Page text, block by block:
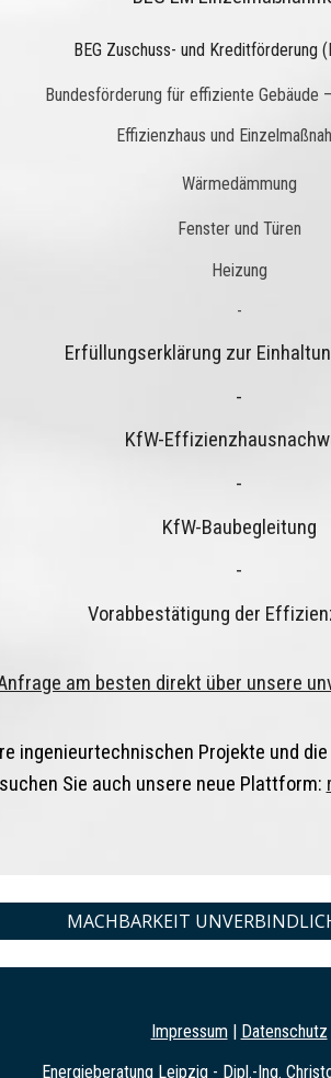
BEG Zuschuss- und Kreditförderung
Bundesförderung für effiziente Gebäude
Effizienzhaus und
Wärmedämmung
Fenster und Türen
Heizung
-
Erfüllungserklärung zur
-
KfW-
-
KfW-Baubegleitung
-
Vorabbestätigung der
am besten direkt über unsere
ingenieurtechnischen Projekte und
Sie auch unsere neue Plattform:
MACHBARKEIT
Impressum | Datenschutz
Energieberatung Leipzig - Dipl.-Ing.